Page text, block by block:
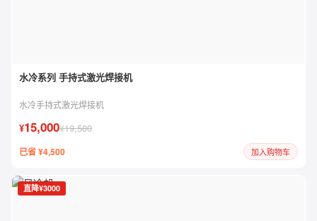
水冷系列 手持式激光焊接机
水冷手持式激光焊接机
¥15,000¥19,500
已省 ¥4,500 加入购物车
直降¥3000